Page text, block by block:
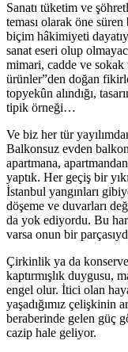
Sanatı tüketim ve
teması olarak öne süren
biçim hâkimiyeti
sanat eseri olup
mimari, cadde ve sokak
ürünler”den doğan
topyekûn alındığı,
tipik örneği…
Ve biz her tür
Balkonsuz evden
apartmana,
yaptık. Her geçiş bir
İstanbul yangınları
döşeme ve duvarları
da yok ediyordu. Bu
varsa onun bir
Çirkinlik ya da
kaptırmışlık duygusu,
engel olur. İtici olan
yaşadığımız çelişkinin
beraberinde gelen güç
cazip hale geliyor.